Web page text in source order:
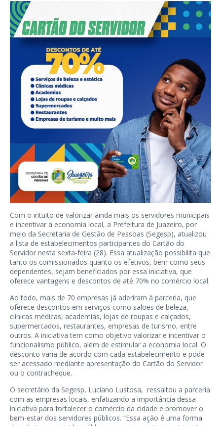
Com o intuito de valorizar ainda mais os servidores municipais
e incentivar a economia local, a Prefeitura de Juazeiro, por
meio da Secretaria de Gestão de Pessoas (Segesp), atualizou
a lista de estabelecimentos participantes do Cartão do
Servidor nesta sexta-feira (28). Essa atualização possibilita que
tanto os comissionados quanto os efetivos, bem como seus
dependentes, sejam beneficiados por essa iniciativa, que
oferece vantagens e descontos de até 70% no comércio local.
Ao todo, mais de 70 empresas já aderiram à parceria, que
oferece descontos em serviços como salões de beleza,
clínicas médicas, academias, lojas de roupas e calçados,
supermercados, restaurantes, empresas de turismo, entre
outros. A iniciativa tem como objetivo valorizar e incentivar o
funcionalismo público, além de estimular a economia local. O
desconto varia de acordo com cada estabelecimento e pode
ser acessado mediante apresentação do Cartão do Servidor
ou o contracheque.
O secretário da Segesp, Luciano Lustosa, ressaltou a parceria
com as empresas locais, enfatizando a importância dessa
iniciativa para fortalecer o comércio da cidade e promover o
bem-estar dos servidores públicos. “Essa ação é uma forma